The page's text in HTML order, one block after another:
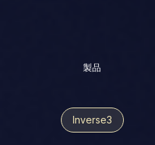
製品
Inverse3